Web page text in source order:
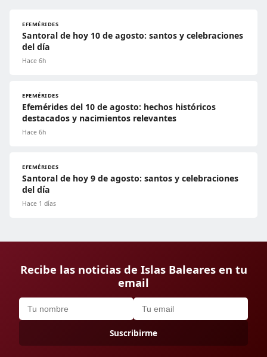
EFEMÉRIDES
Santoral de hoy 10 de agosto: santos y celebraciones
del día
Hace 6h
EFEMÉRIDES
Efemérides del 10 de agosto: hechos históricos
destacados y nacimientos relevantes
Hace 6h
EFEMÉRIDES
Santoral de hoy 9 de agosto: santos y celebraciones
del día
Hace 1 días
Recibe las noticias de Islas Baleares en tu
email
Suscribirme